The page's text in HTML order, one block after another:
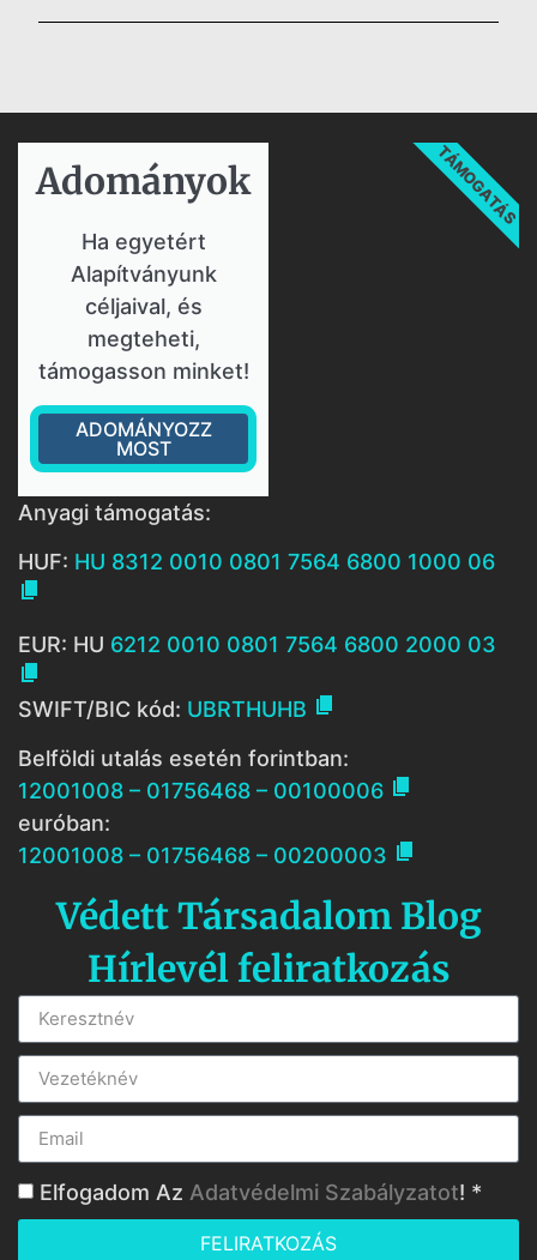
Adományok​
Ha egyetért
Alapítványunk
céljaival, és
megteheti,
támogasson minket!
ADOMÁNYOZZ
MOST
TÁMOGATÁS
Anyagi támogatás:
HUF: HU 8312 0010 0801 7564 6800 1000 06

EUR: HU 6212 0010 0801 7564 6800 2000 03

SWIFT/BIC kód: UBRTHUHB 
Belföldi utalás esetén forintban:
12001008 – 01756468 – 00100006 
euróban:
12001008 – 01756468 – 00200003 
Védett Társadalom Blog
Hírlevél feliratkozás
Elfogadom Az Adatvédelmi Szabályzatot! *
FELIRATKOZÁS